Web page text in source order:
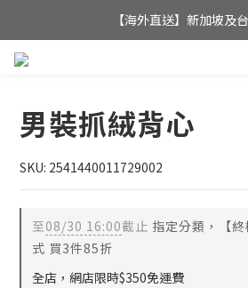
全店滿$350，即可享港澳
【海外直送】新加坡及
男裝抓絨背心
SKU: 2541440011729002
至08/30 16:00截止 指定分類，【
式 買3件85折
全店，網店限時$350免運費